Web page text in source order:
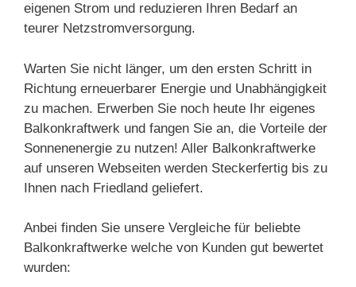
eigenen Strom und reduzieren Ihren Bedarf an
teurer Netzstromversorgung.
Warten Sie nicht länger, um den ersten Schritt in
Richtung erneuerbarer Energie und Unabhängigkeit
zu machen. Erwerben Sie noch heute Ihr eigenes
Balkonkraftwerk und fangen Sie an, die Vorteile der
Sonnenenergie zu nutzen! Aller Balkonkraftwerke
auf unseren Webseiten werden Steckerfertig bis zu
Ihnen nach Friedland geliefert.
Anbei finden Sie unsere Vergleiche für beliebte
Balkonkraftwerke welche von Kunden gut bewertet
wurden: